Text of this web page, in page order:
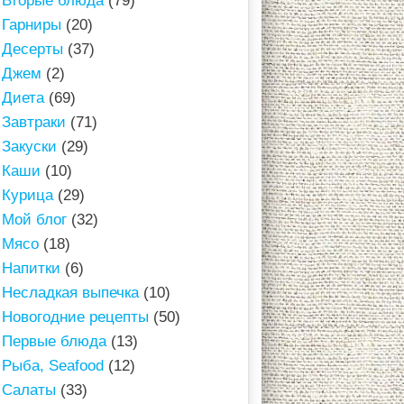
Гарниры (20)
Десерты (37)
Джем (2)
Диета(69)
Завтраки (71)
Закуски (29)
Каши (10)
Курица(29)
Мой блог (32)
Мясо (18)
Напитки (6)
Несладкая выпечка(10)
Новогодние рецепты (50)
Первые блюда(13)
Рыба, Seafood (12)
Салаты (33)